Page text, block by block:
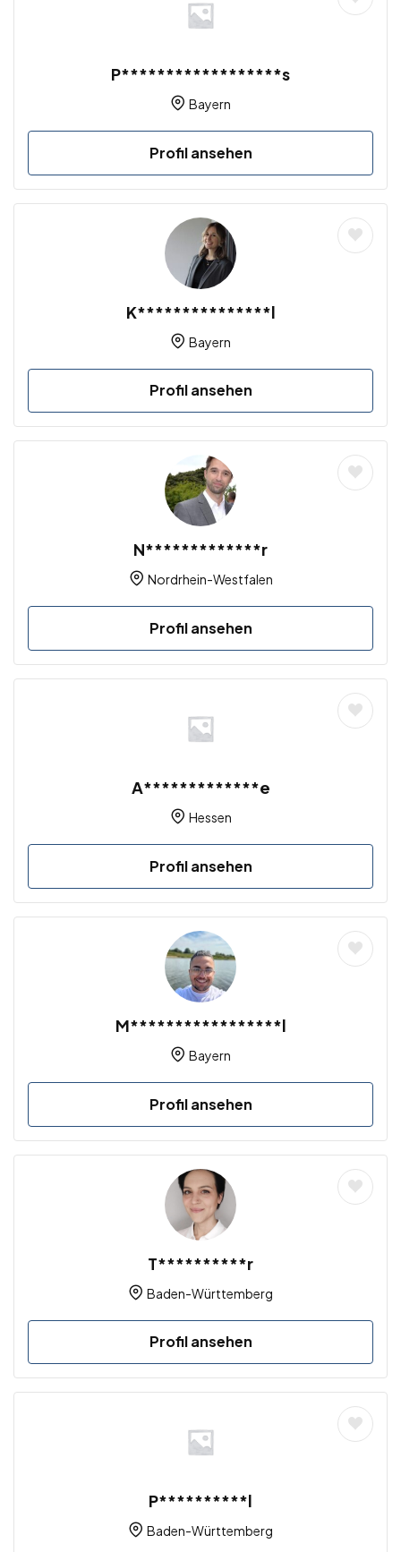
P******************s
Bayern
Profil ansehen
K***************l
Bayern
Profil ansehen
N*************r
Nordrhein-Westfalen
Profil ansehen
A*************e
Hessen
Profil ansehen
M*****************l
Bayern
Profil ansehen
T**********r
Baden-Württemberg
Profil ansehen
P**********l
Baden-Württemberg